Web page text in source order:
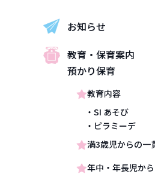
お知らせ
教育・保育案内
預かり保育
教育内容
・SI あそび
・ピラミーデ
満3歳児からの一
年中・年長児か